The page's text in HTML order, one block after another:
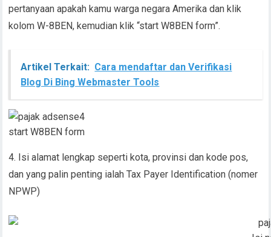
pertanyaan apakah kamu warga negara Amerika dan klik
kolom W-8BEN, kemudian klik “start W8BEN form”.
Artikel Terkait: Cara mendaftar dan Verifikasi
Blog Di Bing Webmaster Tools
start W8BEN form
4. Isi alamat lengkap seperti kota, provinsi dan kode pos,
dan yang palin penting ialah Tax Payer Identification (nomer
NPWP)